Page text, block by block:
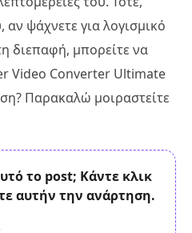
ψάχνετε για λογισμικό
διεπαφή, μπορείτε να
Video Converter Ultimate
Παρακαλώ μοιραστείτε
το post; Κάντε κλικ
αυτήν την ανάρτηση.